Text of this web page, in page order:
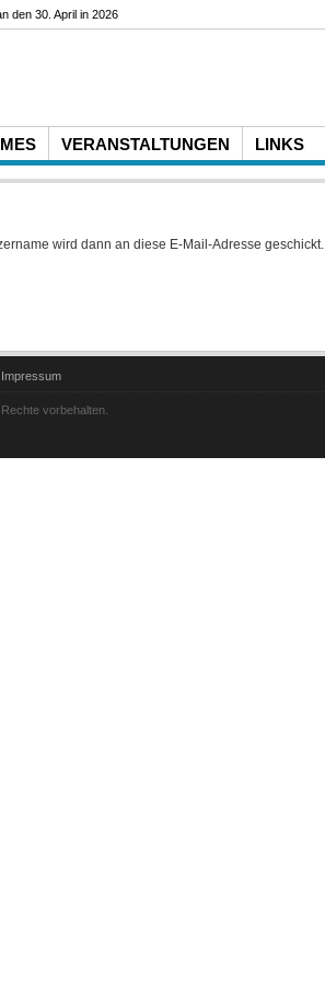
VERANSTALTUNGEN LINKS
den 30. April in 2026
wird dann an diese E-Mail-Adresse geschickt.
Impressum
vorbehalten.